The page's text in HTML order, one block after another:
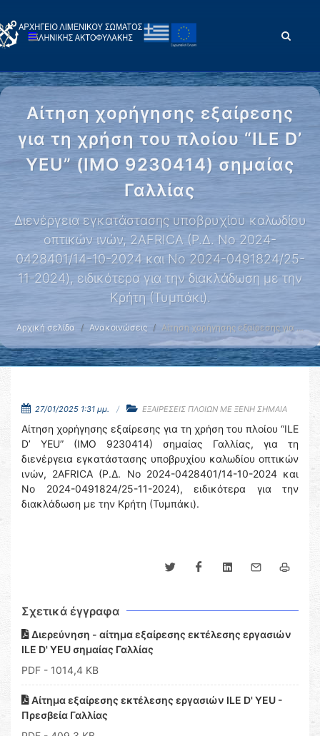
Αίτηση χορήγησης εξαίρεσης
για τη χρήση του πλοίου “ILE D’
YEU” (IMO 9230414) σημαίας
Γαλλίας
Διενέργεια εγκατάστασης υποβρυχίου καλωδίου
οπτικών ινών, 2AFRICA (Ρ.Δ. Νο 2024-
0428401/14-10-2024 και Νο 2024-0491824/25-
11-2024), ειδικότερα για την διακλάδωση με την
Κρήτη (Τυμπάκι).
Αρχική σελίδα Ανακοινώσεις Αίτηση χορήγησης εξαίρεσης για …
27/01/2025 1:31 μμ. ΕΞΑΙΡΕΣΕΙΣ ΠΛΟΙΩΝ ΜΕ ΞΕΝΗ ΣΗΜΑΙΑ
Αίτηση χορήγησης εξαίρεσης για τη χρήση του πλοίου “ILE
D’ YEU” (IMO 9230414) σημαίας Γαλλίας, για τη
διενέργεια εγκατάστασης υποβρυχίου καλωδίου οπτικών
ινών, 2AFRICA (Ρ.Δ. Νο 2024-0428401/14-10-2024 και
Νο 2024-0491824/25-11-2024), ειδικότερα για την
διακλάδωση με την Κρήτη (Τυμπάκι).
Σχετικά έγγραφα
Διερεύνηση - αίτημα εξαίρεσης εκτέλεσης εργασιών
ILE D' YEU σημαίας Γαλλίας
PDF - 1014,4 KB
Αίτημα εξαίρεσης εκτέλεσης εργασιών ILE D' YEU -
Πρεσβεία Γαλλίας